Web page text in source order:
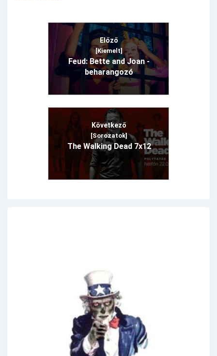
Előző
[Kiemelt]
Feud: Bette and Joan -
beharangozó
Következő
[Sorozatok]
The Walking Dead 7x12